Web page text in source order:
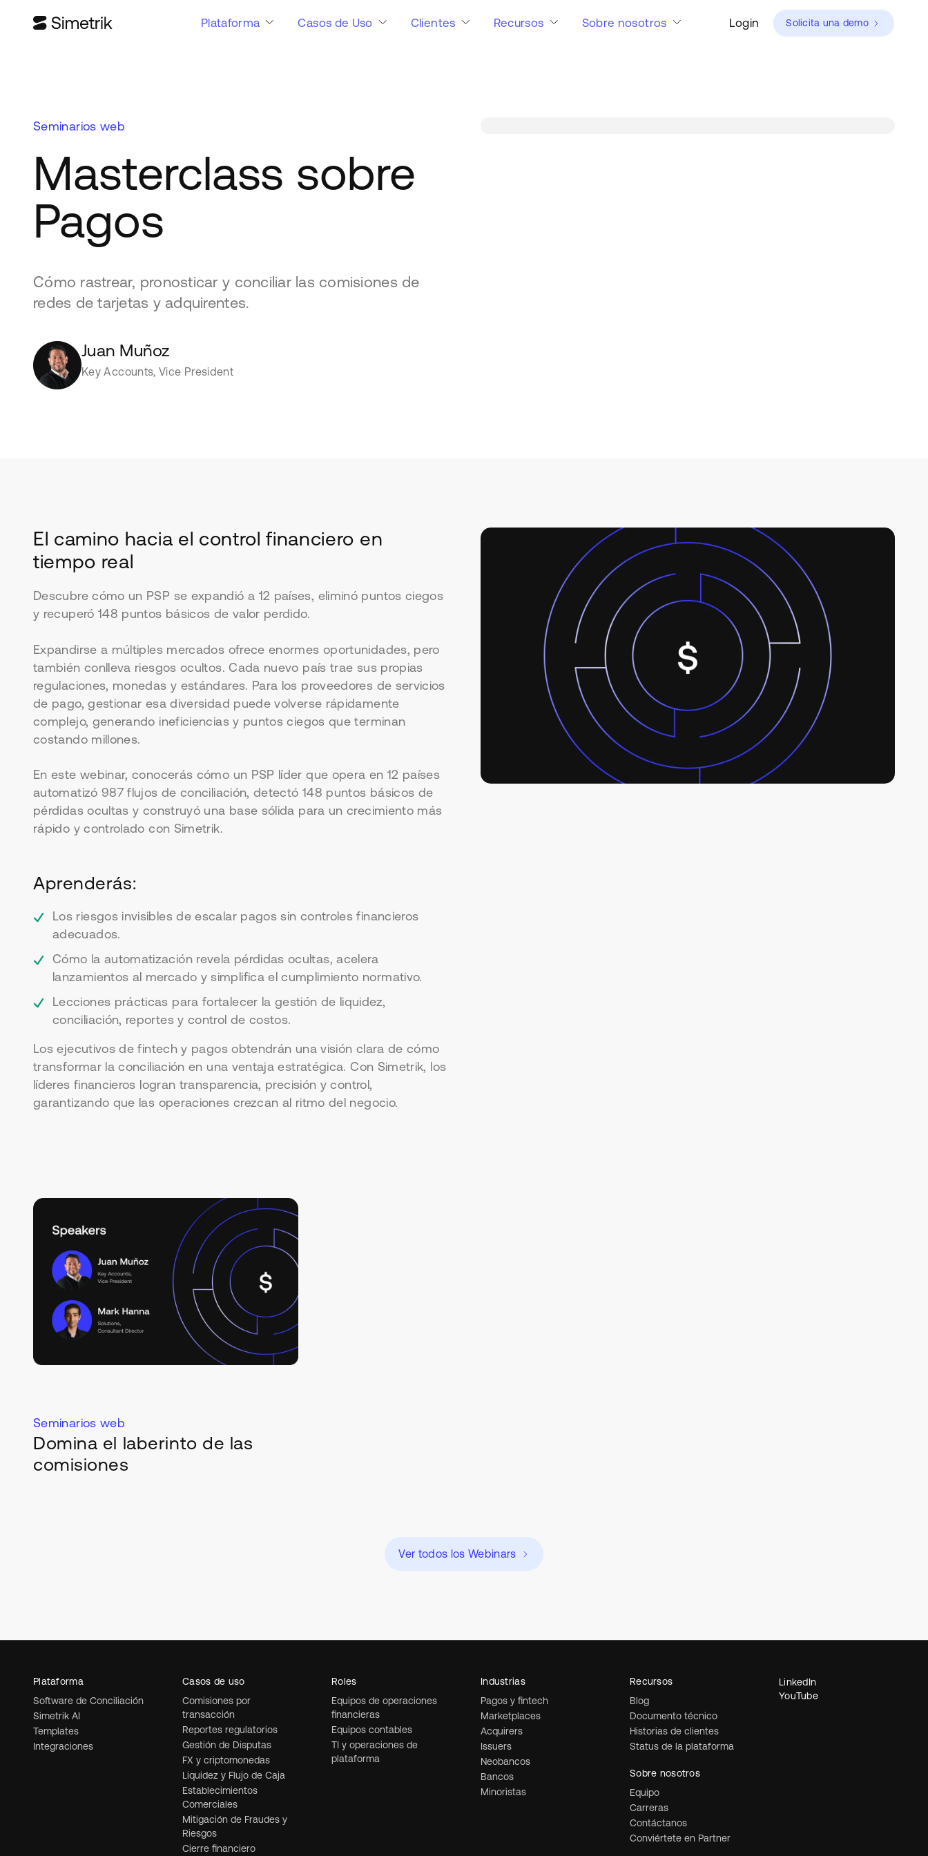
Plataforma Casos de Uso Clientes Recursos Sobre nosotros Login Solicita una demo
Seminarios web
Masterclass sobre
Pagos
Cómo rastrear, pronosticar y conciliar las comisiones de
redes de tarjetas y adquirentes.
Juan Muñoz
Key Accounts, Vice President
El camino hacia el control financiero en
tiempo real
Descubre cómo un PSP se expandió a 12 países, eliminó puntos ciegos
y recuperó 148 puntos básicos de valor perdido.
Expandirse a múltiples mercados ofrece enormes oportunidades, pero
también conlleva riesgos ocultos. Cada nuevo país trae sus propias
regulaciones, monedas y estándares. Para los proveedores de servicios
de pago, gestionar esa diversidad puede volverse rápidamente
complejo, generando ineficiencias y puntos ciegos que terminan
costando millones.
En este webinar, conocerás cómo un PSP líder que opera en 12 países
automatizó 987 flujos de conciliación, detectó 148 puntos básicos de
pérdidas ocultas y construyó una base sólida para un crecimiento más
rápido y controlado con Simetrik.
Aprenderás:
Los riesgos invisibles de escalar pagos sin controles financieros
adecuados.
Cómo la automatización revela pérdidas ocultas, acelera
lanzamientos al mercado y simplifica el cumplimiento normativo.
Lecciones prácticas para fortalecer la gestión de liquidez,
conciliación, reportes y control de costos.
Los ejecutivos de fintech y pagos obtendrán una visión clara de cómo
transformar la conciliación en una ventaja estratégica. Con Simetrik, los
líderes financieros logran transparencia, precisión y control,
garantizando que las operaciones crezcan al ritmo del negocio.
Seminarios web
Domina el laberinto de las
comisiones
Ver todos los Webinars
Plataforma
Software de Conciliación
Simetrik AI
Templates
Integraciones
Casos de uso
Comisiones por
transacción
Reportes regulatorios
Gestión de Disputas
FX y criptomonedas
Liquidez y Flujo de Caja
Establecimientos
Comerciales
Mitigación de Fraudes y
Riesgos
Cierre financiero
Industrias
Pagos y fintech
Marketplaces
Acquirers
Issuers
Neobancos
Bancos
Minoristas
Roles
Equipos de operaciones
financieras
Equipos contables
TI y operaciones de
plataforma
Recursos
Blog
Documento técnico
Historias de clientes
Status de la plataforma
Sobre nosotros
Equipo
Carreras
Contáctanos
Conviértete en Partner
LinkedIn
YouTube